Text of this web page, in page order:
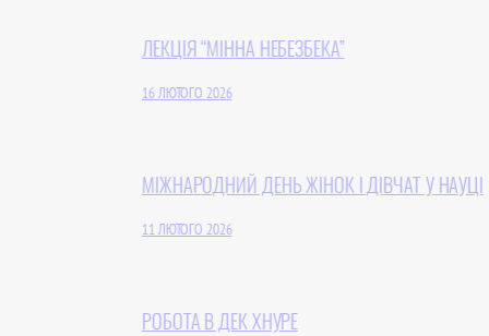
ЛЕКЦІЯ “МІННА НЕБЕЗБЕКА”
16 ЛЮТОГО 2026
МІЖНАРОДНИЙ ДЕНЬ ЖІНОК І ДІВЧАТ У НАУЦІ
11 ЛЮТОГО 2026
РОБОТА В ДЕК ХНУРЕ